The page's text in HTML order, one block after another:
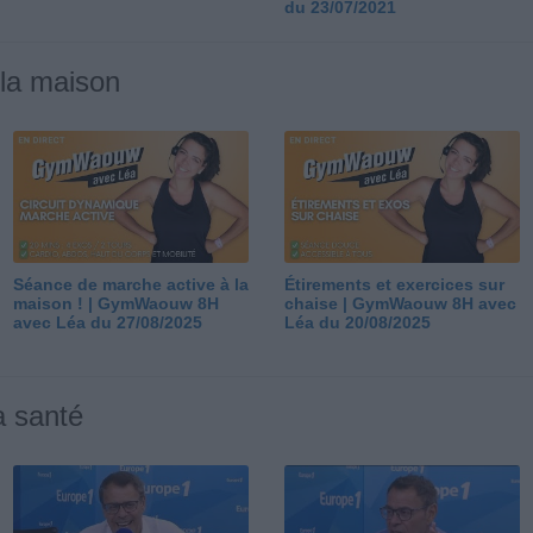
du 23/07/2021
maison
Séance de marche active à la
maison ! | GymWaouw 8H
avec Léa du 27/08/2025
Étirements et exercices sur
chaise | GymWaouw 8H avec
Léa du 20/08/2025
santé